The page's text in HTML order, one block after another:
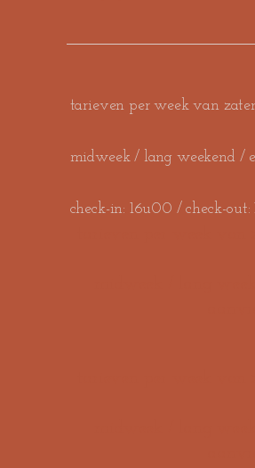
tarieven per week van
midweek / lang weekend /
check-in: 16u00 / check-